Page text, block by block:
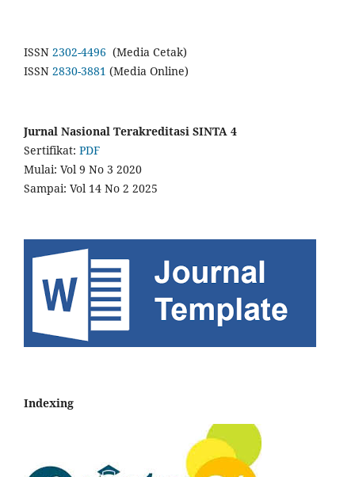
ISSN 2302-4496 (Media Cetak)
ISSN 2830-3881 (Media Online)
Jurnal Nasional Terakreditasi SINTA 4
Sertifikat: PDF
Mulai: Vol 9 No 3 2020
Sampai: Vol 14 No 2 2025
Indexing